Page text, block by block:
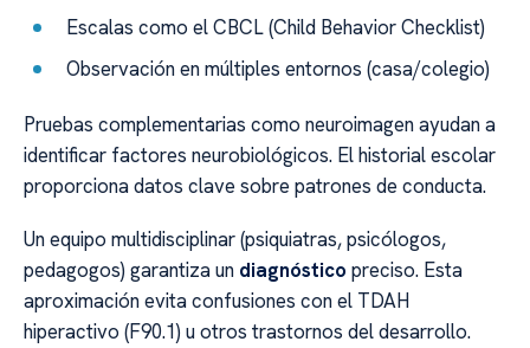
Escalas como el CBCL (Child Behavior Checklist)
Observación en múltiples entornos (casa/colegio)
Pruebas complementarias como neuroimagen ayudan a
identificar factores neurobiológicos. El historial escolar
proporciona datos clave sobre patrones de conducta.
Un equipo multidisciplinar (psiquiatras, psicólogos,
pedagogos) garantiza un diagnóstico preciso. Esta
aproximación evita confusiones con el TDAH
hiperactivo (F90.1) u otros trastornos del desarrollo.